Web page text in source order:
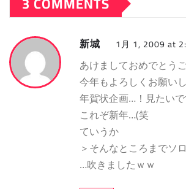
新城 1月 1, 2009 at
あけましておめでとう
今年もよろしくお願い
年賀状企画…！見たいで
これぞ新年…(笑
ていうか
＞そんなところまでソ
…吹きましたｗｗ